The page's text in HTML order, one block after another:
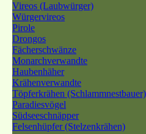
Vireos (Laubwürger)
Würgervireos
Pirole
Drongos
Fächerschwänze
Monarchverwandte
Haubenhäher
Krähenverwandte
Töpferkrähen (Schlammnestbauer)
Paradiesvögel
Südseeschnäpper
Felsenhüpfer (Stelzenkrähen)